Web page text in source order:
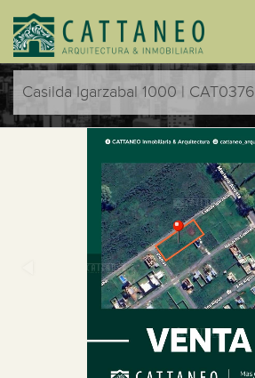
Casilda Igarzabal 1000 | CAT0376